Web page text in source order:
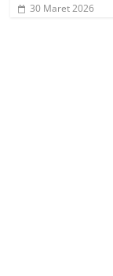
30 Maret 2026